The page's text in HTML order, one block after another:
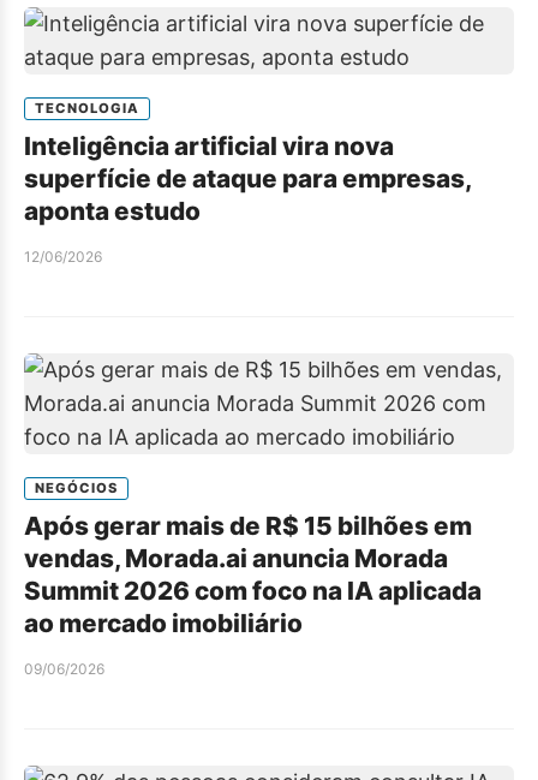
TECNOLOGIA
Inteligência artificial vira nova
superfície de ataque para empresas,
aponta estudo
12/06/2026
NEGÓCIOS
Após gerar mais de R$ 15 bilhões em
vendas, Morada.ai anuncia Morada
Summit 2026 com foco na IA aplicada
ao mercado imobiliário
09/06/2026